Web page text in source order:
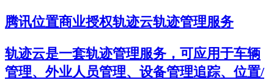
腾讯位置商业授权轨迹云轨迹管理服务
轨迹云是一套轨迹管理服务，可应用于车辆
管理、外业人员管理、设备管理追踪、位置/